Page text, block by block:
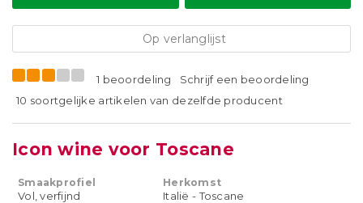
Op verlanglijst
1 beoordeling
Schrijf een beoordeling
10 soortgelijke artikelen van dezelfde producent
Icon wine voor Toscane
Smaakprofiel
Vol, verfijnd
Herkomst
Italië - Toscane